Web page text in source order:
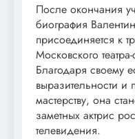
После окончания
биография
присоединяется к
Московского
Благодаря своему
выразительности
мастерству, она
заметных актрис
телевидения.